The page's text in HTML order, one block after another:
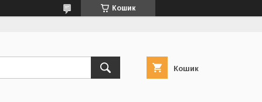
Кошик
Кошик